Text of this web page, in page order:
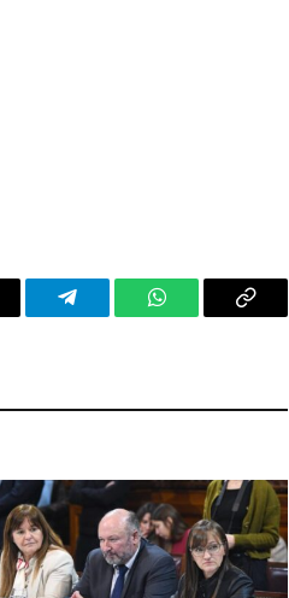
Telegram WhatsAppCopy